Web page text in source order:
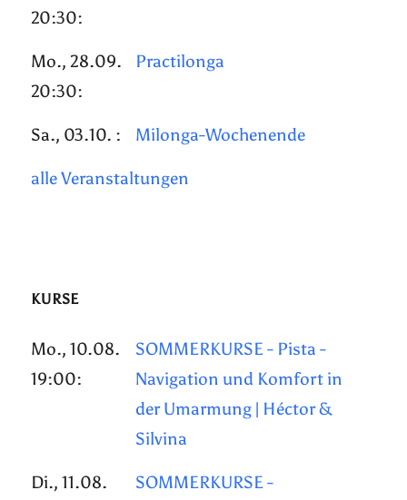
20:30:
Mo., 28.09.
20:30:
Practilonga
Sa., 03.10. : Milonga-Wochenende
alle Veranstaltungen
KURSE
Mo., 10.08.
19:00:
SOMMERKURSE - Pista -
Navigation und Komfort in
der Umarmung | Héctor &
Silvina
Di., 11.08.
SOMMERKURSE -